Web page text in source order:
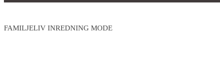
FAMILJELIV INREDNING MODE